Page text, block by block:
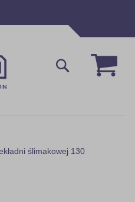
Mój
Szukaj
ślimakowej 130